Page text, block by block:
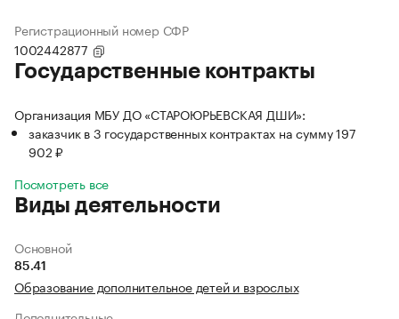
Регистрационный номер СФР
1002442877
Государственные контракты
Организация МБУ ДО «СТАРОЮРЬЕВСКАЯ ДШИ»:
заказчик в 3 государственных контрактах на сумму 197
902 ₽
Посмотреть все
Виды деятельности
Основной
85.41
Образование дополнительное детей и взрослых